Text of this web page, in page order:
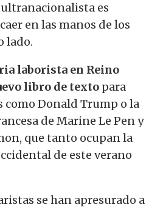
es
en las manos de los
lado.
laborista en Reino
libro de texto para
como Donald Trump o la
de Marine Le Pen y
que tanto ocupan la
de este verano
se han apresurado a